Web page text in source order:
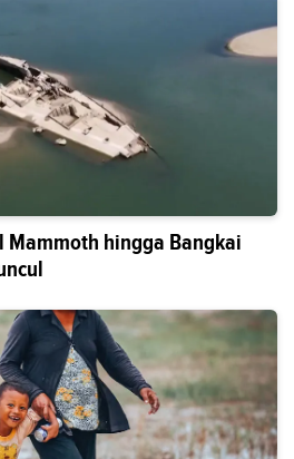
Mammoth hingga Bangkai